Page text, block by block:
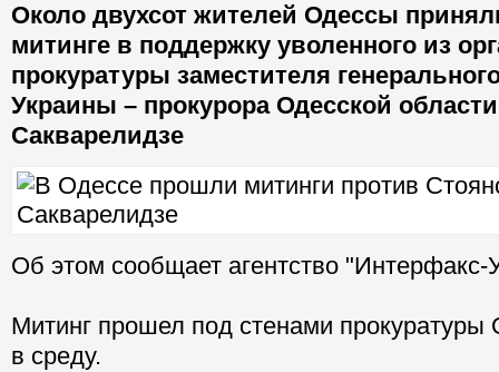
Около двухсот жителей Одессы
митинге в поддержку уволенного из
прокуратуры заместителя
Украины – прокурора Одесской
Сакварелидзе
Об этом сообщает агентство "Интерфакс-
Митинг прошел под стенами прокуратуры
в среду.